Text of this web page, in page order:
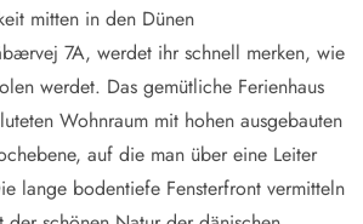
mitten in den Dünen
7A, werdet ihr schnell merken, wie
werdet. Das gemütliche Ferienhaus
Wohnraum mit hohen ausgebauten
auf die man über eine Leiter
lange bodentiefe Fensterfront vermitteln